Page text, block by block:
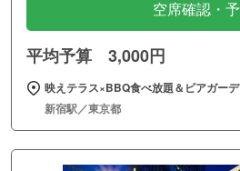
空席確認・
平均予算 3,000円
映えテラス×BBQ食べ放題＆ビアガー
新宿駅／東京都